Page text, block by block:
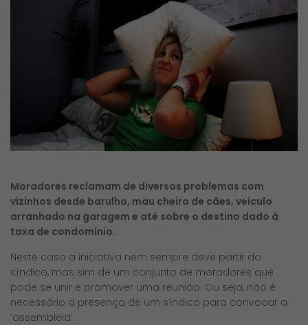
Moradores reclamam de diversos problemas com
vizinhos desde barulho, mau cheiro de cães, veículo
arranhado na garagem e até sobre o destino dado à
taxa de condomínio.
Neste caso a iniciativa nem sempre deve partir do
síndico, mas sim de um conjunto de moradores que
pode se unir e promover uma reunião. Ou seja, não é
necessário a presença de um síndico para convocar a
‘assembleia’.